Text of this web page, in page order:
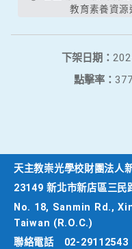
教育素養資
下架日期：
點擊率： 377
天主教崇光學校財團法人
23149 新北市新店區三民
No. 18, Sanmin Rd.,
Taiwan (R.O.C.)
聯絡電話
02-29112543